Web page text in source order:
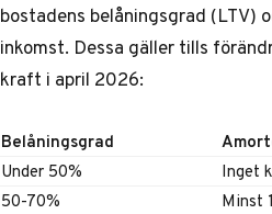
bostadens belåningsgrad (LTV)
inkomst. Dessa gäller tills
kraft i april 2026:
Belåningsgrad
Under 50%
Inget
50-70%
Minst